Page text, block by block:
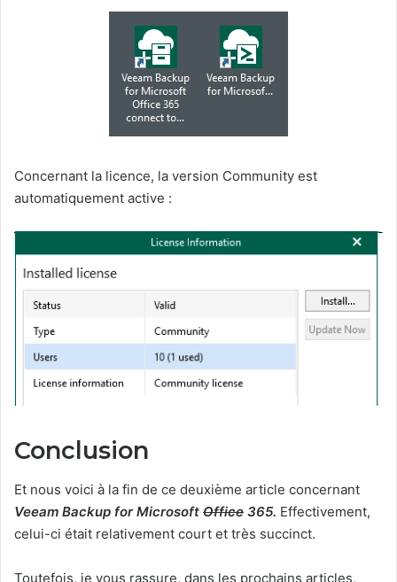
Concernant la licence, la version Community est
automatiquement active :
Conclusion
Et nous voici à la fin de ce deuxième article concernant
Veeam Backup for Microsoft Office 365. Effectivement,
celui-ci était relativement court et très succinct.
Toutefois, je vous rassure, dans les prochains articles,